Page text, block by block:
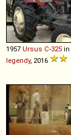
1957 Ursus C-325 in
legendy, 2016